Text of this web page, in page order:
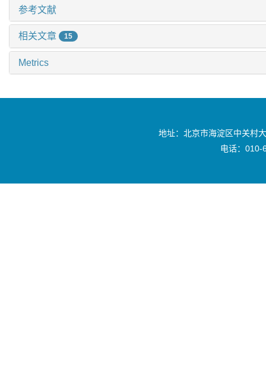
参考文献
相关文章 15
Metrics
地址：北京市海淀区中关村
电话：